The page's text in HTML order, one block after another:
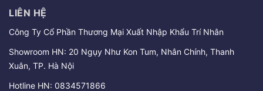
LIÊN HỆ
Công Ty Cổ Phần Thương Mại Xuất Nhập Khẩu Trí Nhân
Showroom HN: 20 Ngụy Như Kon Tum, Nhân Chính, Thanh
Xuân, TP. Hà Nội
Hotline HN: 0834571866